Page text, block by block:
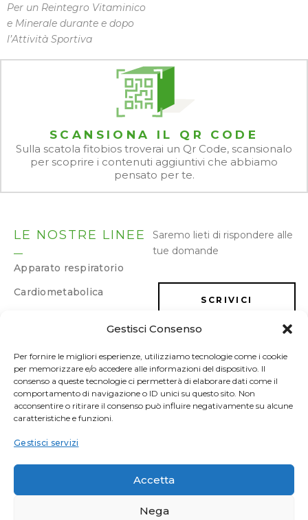
Gestisci Consenso
Per fornire le migliori esperienze, utilizziamo tecnologie come i cookie
per memorizzare e/o accedere alle informazioni del dispositivo. Il
consenso a queste tecnologie ci permetterà di elaborare dati come il
comportamento di navigazione o ID unici su questo sito. Non
acconsentire o ritirare il consenso può influire negativamente su alcune
caratteristiche e funzioni.
Gestisci servizi
Accetta
Nega
Per un Reintegro Vitaminico
e Minerale durante e dopo
l’Attività Sportiva
SCANSIONA IL QR CODE
Sulla scatola fitobios troverai un Qr Code, scansionalo
per scoprire i contenuti aggiuntivi che abbiamo
pensato per te.
LE NOSTRE LINEE
Apparato respiratorio
Cardiometabolica
Energia e memoria
Gastrointestinale
Ginecologica/Urologica
Osteoarticolare
Sonno e umore
Sport
Saremo lieti di rispondere alle
tue domande
SCRIVICI